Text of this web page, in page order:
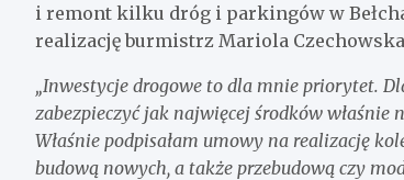
i remont kilku dróg i parkingów w
realizację burmistrz Mariola
„Inwestycje drogowe to dla mnie priorytet.
zabezpieczyć jak najwięcej środków
Właśnie podpisałam umowy na realizację
budową nowych, a także przebudową czy